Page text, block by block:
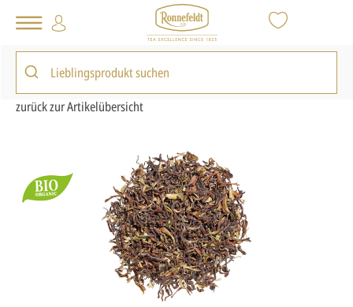
Tee Shop Inspiration Bio Tee
Nepal Himshikar Spring
zurück zur Artikelübersicht